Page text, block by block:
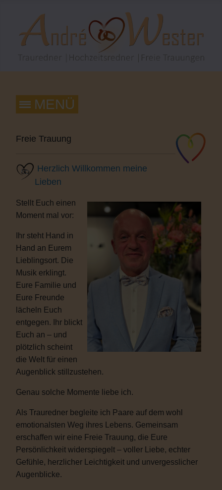
Freie Trauung
Herzlich Willkommen meine
Lieben
Stellt Euch einen
Moment mal vor:
Ihr steht Hand in
Hand an Eurem
Lieblingsort. Die
Musik erklingt.
Eure Familie und
Eure Freunde
lächeln Euch
entgegen. Ihr blickt
Euch an – und
plötzlich scheint
die Welt für einen
Augenblick stillzustehen.
Genau solche Momente liebe ich.
Als Trauredner begleite ich Paare auf dem wohl
emotionalsten Weg ihres Lebens. Gemeinsam
erschaffen wir eine Freie Trauung, die Eure
Persönlichkeit widerspiegelt – voller Liebe, echter
Gefühle, herzlicher Leichtigkeit und unvergesslicher
Augenblicke.